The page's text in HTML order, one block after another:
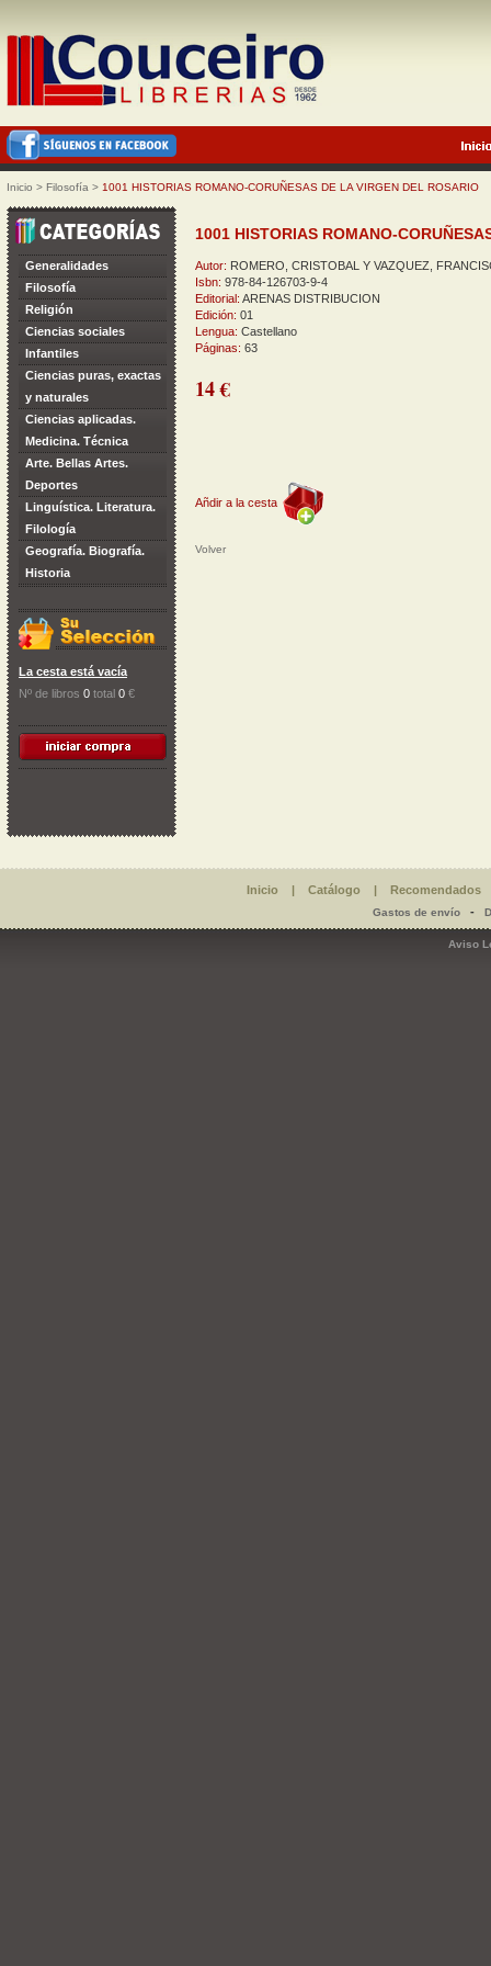
Inicio > Filosofía > 1001 HISTORIAS ROMANO-CORUÑESAS DE LA VIRGEN DEL ROSARIO
Generalidades
Filosofía
Religión
Ciencias sociales
Infantiles
Ciencias puras, exactas
y naturales
Ciencias aplicadas.
Medicina. Técnica
Arte. Bellas Artes.
Deportes
Linguística. Literatura.
Filología
Geografía. Biografía.
Historia
La cesta está vacía
Nº de libros 0 total 0 €
1001 HISTORIAS ROMANO-
Autor: ROMERO, CRISTOBAL Y VAZQUEZ,
Isbn: 978-84-126703-9-4
Editorial: ARENAS DISTRIBUCION
Edición: 01
Lengua: Castellano
Páginas: 63
14 €
Añdir a la cesta
Volver
Inicio | Catálogo | Recomendados
Gastos de envío-
Aviso